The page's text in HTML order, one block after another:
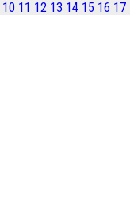
10 11 12 13 14 15 16 17